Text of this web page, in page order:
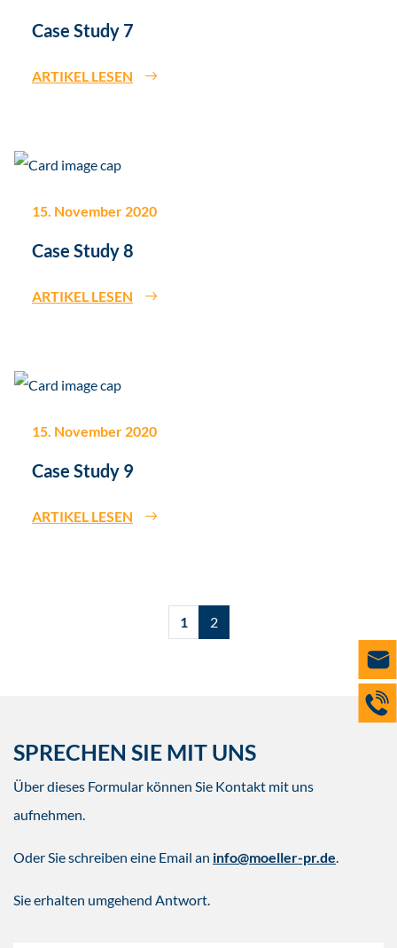
Case Study 7
ARTIKEL LESEN
15. November 2020
Case Study 8
ARTIKEL LESEN
15. November 2020
Case Study 9
ARTIKEL LESEN
1 2
SPRECHEN SIE MIT UNS
Über dieses Formular können Sie Kontakt mit uns
aufnehmen.
Oder Sie schreiben eine Email an info@moeller-pr.de.
Sie erhalten umgehend Antwort.